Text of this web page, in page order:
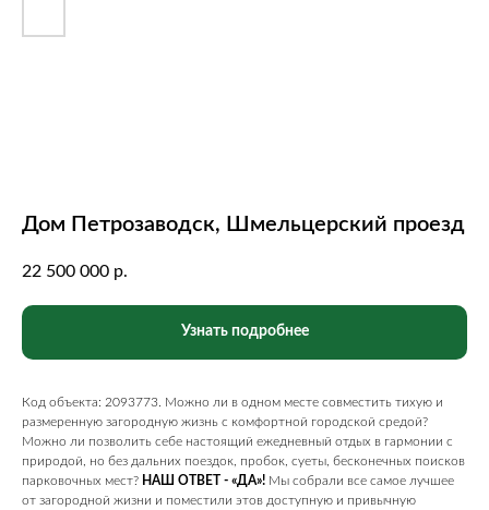
Дом Петрозаводск, Шмельцерский проезд
22 500 000 р.
Узнать подробнее
Код объекта: 2093773. Можно ли в одном месте совместить тихую и
размеренную загородную жизнь с комфортной городской средой?
Можно ли позволить себе настоящий ежедневный отдых в гармонии с
природой, но без дальних поездок, пробок, суеты, бесконечных поисков
парковочных мест? НАШ ОТВЕТ - «ДА»! Мы собрали все самое лучшее
от загородной жизни и поместили этов доступную и привычную